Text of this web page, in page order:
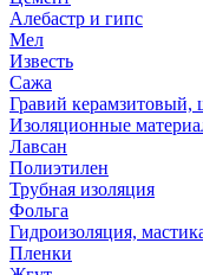
Алебастр и гипс
Мел
Известь
Сажа
Гравий керамзитовый,
Изоляционные
Лавсан
Полиэтилен
Трубная изоляция
Фольга
Гидроизоляция,
Пленки